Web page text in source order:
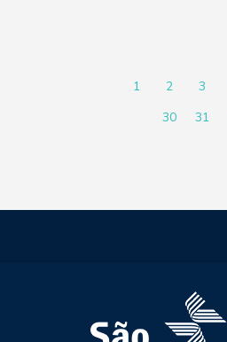
1 2 3
30
31